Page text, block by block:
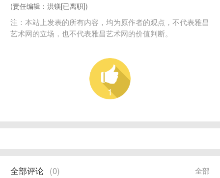
(责任编辑：洪镁[已离职])
注：本站上发表的所有内容，均为原作者的观点，不代表雅昌
艺术网的立场，也不代表雅昌艺术网的价值判断。
1
全部
全部评论 (0)